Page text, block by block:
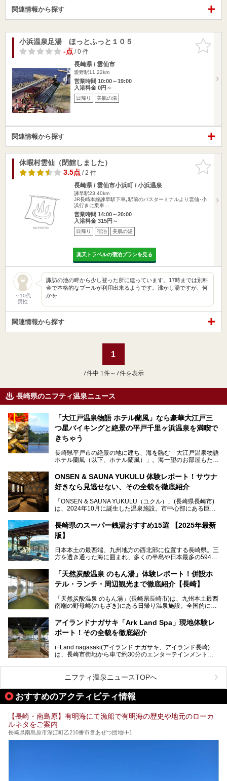
関連情報から探す
お気に入
りに追加
小浜温泉足湯 ほっとふっと１０５
-点/ 0 件
長崎県 / 雲仙市
愛野駅11.22km
営業時間 10:00～19:00
入浴料金 0円～
日帰り 美肌の湯
関連情報から探す
お気に入
りに追加
休暇村雲仙（閉館しました）
3.5点/ 2 件
長崎県 / 雲仙市小浜町 / 小浜温泉
諫早駅23.40km
JR長崎本線諫早駅下車｡駅前のバスターミナルより雲仙･小
浜行きに乗車…
営業時間 14:00～20:00
入浴料金 315円～
日帰り 宿泊 美肌の湯
楽天トラベルの宿泊プランを見る
～10代
男性
諏訪の池の畔から少し登った所に建っています。17時までは別料
金で本格的なプールが利用出来るようです。沸かし湯ですが、何
かを…
関連情報から探す
1
7件中 1件～7件を表示
長崎県のニフティ温泉ニュース
「大江戸温泉物語 ホテル蘭風」なら豪華大江戸三
つ星バイキングと絶景の平戸千里ヶ浜温泉を満喫で
きちゃう
長崎県平戸市の絶景の地に建ち、海を臨む「大江戸温泉物語
ホテル蘭風（以下、ホテル蘭風）」。海一望のお部屋もたく
三つ星バイキング」がスタート！早速現地で体験してきまし
た。
ークなどおススメのポイントがたっぷりです！周辺観光情報
も含めてご紹介します。
───
提供元：大江戸温泉物語ホテルズ＆リゾーツ株式会社【P
R】
ONSEN & SAUNA YUKULU 体験レポート！サウナ
好きなら見逃せない、その全貌を徹底紹介
「ONSEN & SAUNA YUKULU（ユクル）」(長崎県長崎市)
は、2024年10月に誕生した温泉施設。市中心部にある巨大
当初から多くのサウナ―やスパ好きに注目されています。
そこで今回は、ニフティ温泉ライターである筆者が現地体
験。天然温泉・サウナ・水風呂・別途有料のプレミアムサウ
介します！
長崎県のスーパー銭湯おすすめ15選 【2025年最新
版】
日本本土の最西端、九州地方の西北部に位置する長崎県。三
方を透き通った海に囲まれ、多くの半島や日本最多の594も
しい景観の宝庫です。
長崎県にあるスーパー銭湯にも、長崎ならではの景観を存分
に楽しめる施設がいくつも見られます。眺望自慢が多い長崎
ましょう。
「天然炭酸温泉 のもん湯」体験レポート！併設ホ
テル・ランチ・周辺観光まで徹底紹介【長崎】
「天然炭酸温泉 のもん湯」(長崎県長崎市)は、九州本土最西
南端の野母崎(のもざき)にある日帰り温泉施設。全国的にも
多くの温泉ファンに親しまれています。
今回は、地元九州在住のニフティ温泉ライターである筆者が
大浴場をはじめ、併設のホテル「Nomon長崎」・食事(ラン
チ)・おすすめの周辺観光まで、それらの全貌を徹底紹介し
───
この記事は天然炭酸温泉 のもん湯のPRレポート記事です。
アイランドナガサキ「Ark Land Spa」現地体験レ
ポート！その全貌を徹底紹介
i+Land nagasaki(アイランド ナガサキ、アイランド長崎)
は、長崎市街地から車で約30分のエンターテインメントリ
んのこと多彩なアクティビティが楽しめ、到底一日では遊び
尽くせない程！ 中でも注目すべきは、日帰り可能な3つのス
パ施設です。
験し、3つのスパ施設に焦点を当て、その全貌を徹底紹介。
本編では、i+Land nagasakiのSPAの中核的施設ともいえる
「Ark Land Spa」をご紹介します。
ニフティ温泉ニュースTOPへ
おすすめのアクティビティ情報
【長崎・南島原】有明海にて漁船で有明海の歴史や地元のローカ
ルネタをご案内
長崎県南島原市深江町乙210番市営あぜつ団地H-1